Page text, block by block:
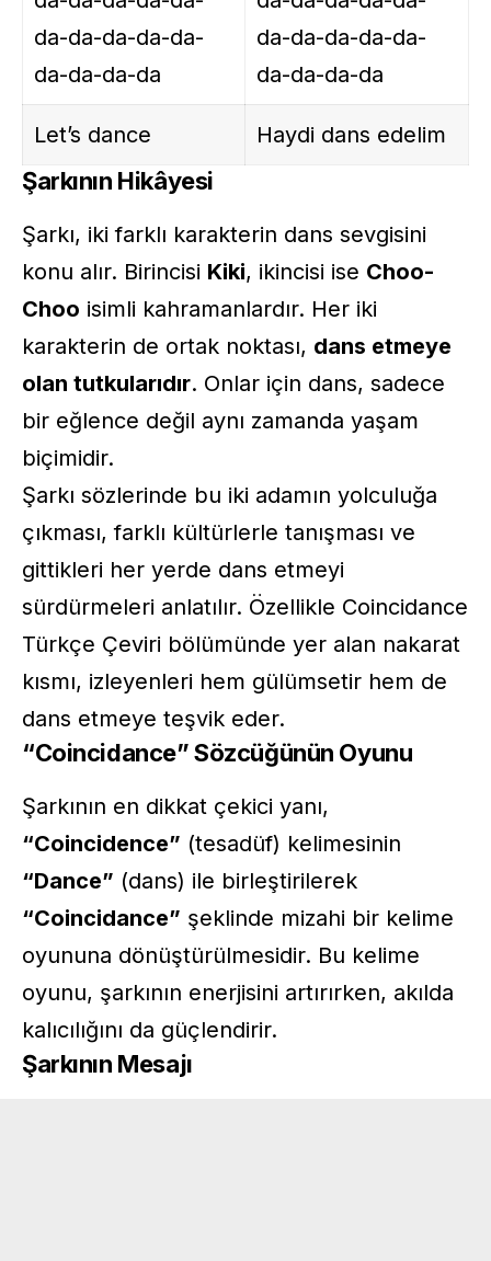
da-da-da-da-da-
da-da-da-da
da-da-da-da-da-
da-da-da-da
Let’s dance Haydi dans edelim
Şarkının Hikâyesi
Şarkı, iki farklı karakterin dans sevgisini
konu alır. Birincisi Kiki, ikincisi ise Choo-
Choo isimli kahramanlardır. Her iki
karakterin de ortak noktası, dans etmeye
olan tutkularıdır. Onlar için dans, sadece
bir eğlence değil aynı zamanda yaşam
biçimidir.
Şarkı sözlerinde bu iki adamın yolculuğa
çıkması, farklı kültürlerle tanışması ve
gittikleri her yerde dans etmeyi
sürdürmeleri anlatılır. Özellikle Coincidance
Türkçe Çeviri bölümünde yer alan nakarat
kısmı, izleyenleri hem gülümsetir hem de
dans etmeye teşvik eder.
“Coincidance” Sözcüğünün Oyunu
Şarkının en dikkat çekici yanı,
“Coincidence” (tesadüf) kelimesinin
“Dance” (dans) ile birleştirilerek
“Coincidance” şeklinde mizahi bir kelime
oyununa dönüştürülmesidir. Bu kelime
oyunu, şarkının enerjisini artırırken, akılda
kalıcılığını da güçlendirir.
Şarkının Mesajı